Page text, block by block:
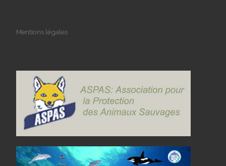
Mentions légales